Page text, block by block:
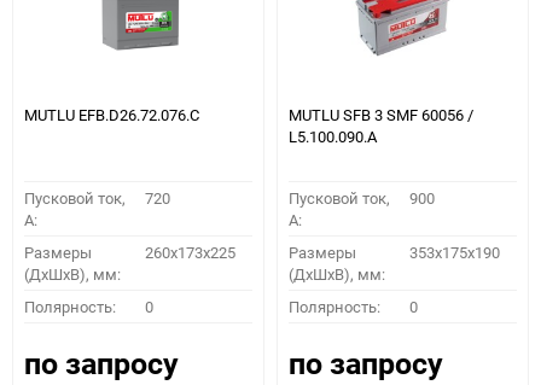
MUTLU EFB.D26.72.076.C
Пусковой ток,
A:
720
Размеры
(ДхШхВ), мм:
260х173х225
Полярность: 0
по запросу
MUTLU SFB 3 SMF 60056 /
L5.100.090.A
Пусковой ток,
A:
900
Размеры
(ДхШхВ), мм:
353x175x190
Полярность: 0
по запросу